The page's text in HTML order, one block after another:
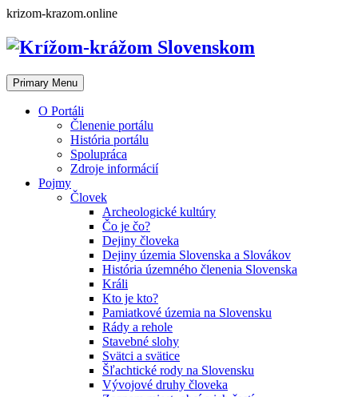
Skip
content
krizom-krazom.online
Primary Menu
O Portáli
Členenie portálu
História portálu
Spolupráca
Zdroje informácií
Pojmy
Človek
Archeologické kultúry
Čo je čo?
Dejiny človeka
Dejiny územia Slovenska a Slovákov
História územného členenia Slovenska
Králi
Kto je kto?
Pamiatkové územia na Slovensku
Rády a rehole
Stavebné slohy
Svätci a svätice
Šľachtické rody na Slovensku
Vývojové druhy človeka